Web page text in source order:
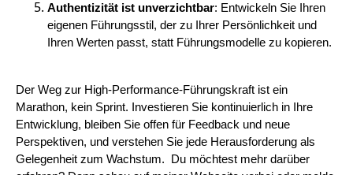
Authentizität ist unverzichtbar: Entwickeln Sie Ihren
eigenen Führungsstil, der zu Ihrer Persönlichkeit und
Ihren Werten passt, statt Führungsmodelle zu kopieren.
Der Weg zur High-Performance-Führungskraft ist ein
Marathon, kein Sprint. Investieren Sie kontinuierlich in Ihre
Entwicklung, bleiben Sie offen für Feedback und neue
Perspektiven, und verstehen Sie jede Herausforderung als
Gelegenheit zum Wachstum. Du möchtest mehr darüber